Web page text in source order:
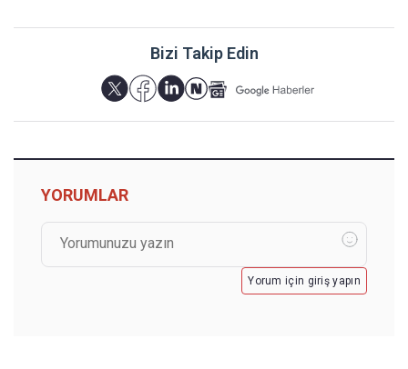
Bizi Takip Edin
YORUMLAR
Yorum için giriş yapın